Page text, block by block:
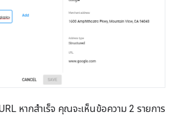
หากสำเร็จ คุณจะเห็นข้อความ 2 รายการ